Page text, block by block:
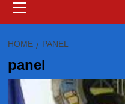
Menu
HOME PANEL
panel